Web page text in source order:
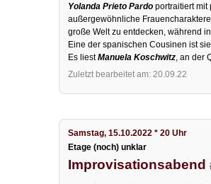
Yolanda Prieto Pardo portraitiert mit
außergewöhnliche
große Welt zu entdecken, während
Eine der spanischen Cousinen ist
Es liestManuela Koschwitz , an der
Zuletzt bearbeitet am: 20.09.22
Samstag, 15.10.2022 * 20 Uhr
Etage (noch) unklar
Improvisationsabend